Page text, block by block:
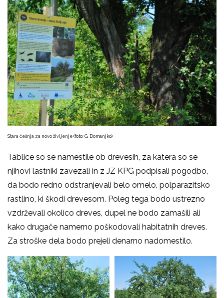
Stara češnja za novo življenje (foto: G. Domanjko)
Tablice so se namestile ob drevesih, za katera so se
njihovi lastniki zavezali in z JZ KPG podpisali pogodbo,
da bodo redno odstranjevali belo omelo, polparazitsko
rastlino, ki škodi drevesom. Poleg tega bodo ustrezno
vzdrževali okolico dreves, dupel ne bodo zamašili ali
kako drugače namerno poškodovali habitatnih dreves.
Za stroške dela bodo prejeli denarno nadomestilo.